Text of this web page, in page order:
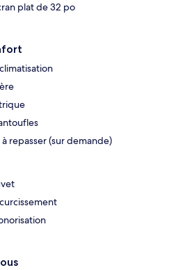
plat de 32 po
repasser (sur demande)